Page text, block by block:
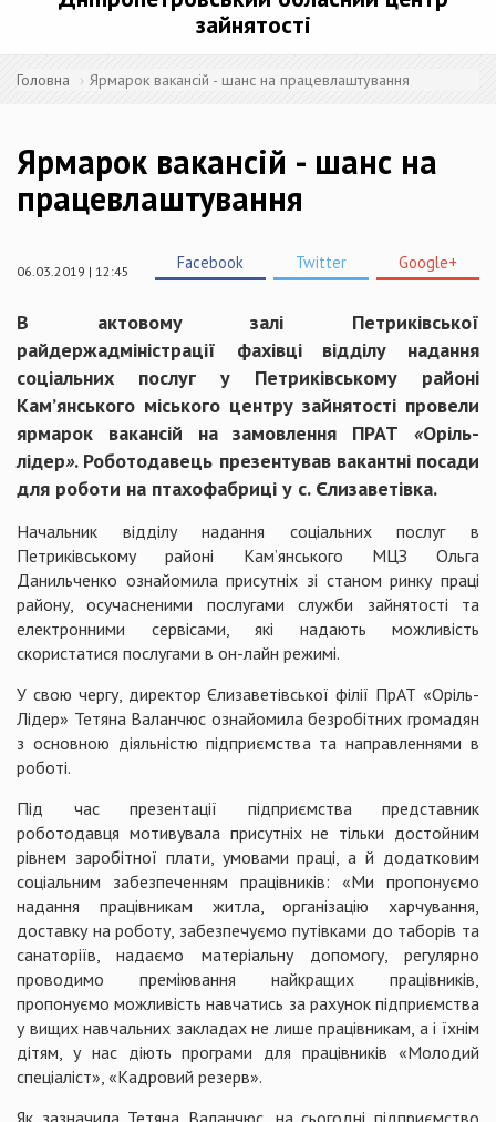
зайнятості
Головна Ярмарок вакансій - шанс на працевлаштування
Ярмарок вакансій - шанс на
працевлаштування
06.03.2019 | 12:45 Facebook Twitter Google+
В актовому залі Петриківської
райдержадміністрації фахівці відділу надання
соціальних послуг у Петриківському районі
Кам’янського міського центру зайнятості провели
ярмарок вакансій на замовлення ПРАТ «Оріль-
лідер». Роботодавець презентував вакантні посади
для роботи на птахофабриці у с. Єлизаветівка.
Начальник відділу надання соціальних послуг в
Петриківському районі Кам’янського МЦЗ Ольга
Данильченко ознайомила присутніх зі станом ринку праці
району, осучасненими послугами служби зайнятості та
електронними сервісами, які надають можливість
скористатися послугами в он-лайн режимі.
У свою чергу, директор Єлизаветівської філії ПрАТ «Оріль-
Лідер» Тетяна Валанчюс ознайомила безробітних громадян
з основною діяльністю підприємства та направленнями в
роботі.
Під час презентації підприємства представник
роботодавця мотивувала присутніх не тільки достойним
рівнем заробітної плати, умовами праці, а й додатковим
соціальним забезпеченням працівників: «Ми пропонуємо
надання працівникам житла, організацію харчування,
доставку на роботу, забезпечуємо путівками до таборів та
санаторіїв, надаємо матеріальну допомогу, регулярно
проводимо преміювання найкращих працівників,
пропонуємо можливість навчатись за рахунок підприємства
у вищих навчальних закладах не лише працівникам, а і їхнім
дітям, у нас діють програми для працівників «Молодий
спеціаліст», «Кадровий резерв».
Як зазначила Тетяна Валанчюс, на сьогодні підприємство